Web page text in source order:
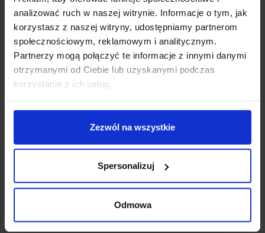
analizować ruch w naszej witrynie. Informacje o tym, jak
korzystasz z naszej witryny, udostępniamy partnerom
społecznościowym, reklamowym i analitycznym.
Partnerzy mogą połączyć te informacje z innymi danymi
otrzymanymi od Ciebie lub uzyskanymi podczas
korzystania z ich usług.
Zezwól na wszystkie
Spersonalizuj
Odmowa
wysokość (mm): 200
szerokość (mm): 500
głębokość (mm): 500
ilość źródeł / rodzaj trzonka: 1 x LED zintegrowany
max moc źródła: 31 W
napięcie: 230 V
IP: 20
Szczegóły produktu